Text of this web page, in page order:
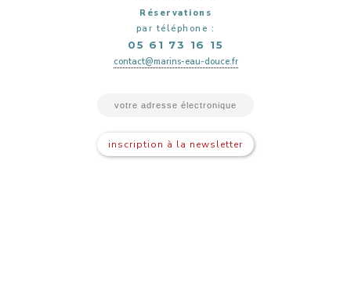
Réservations
par téléphone :
05 61 73 16 15
contact@marins-eau-douce.fr
inscription à la newsletter